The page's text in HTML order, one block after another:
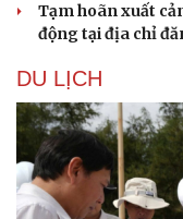
Tạm hoãn xuất
động tại địa chỉ
DU LỊCH